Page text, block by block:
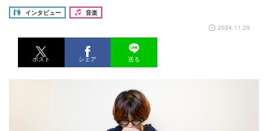
インタビュー
音楽
2024.11.29
ポスト シェア 送る